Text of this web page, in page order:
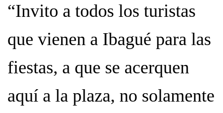
“Invito a todos los turistas
que vienen a Ibagué para las
fiestas, a que se acerquen
aquí a la plaza, no solamente